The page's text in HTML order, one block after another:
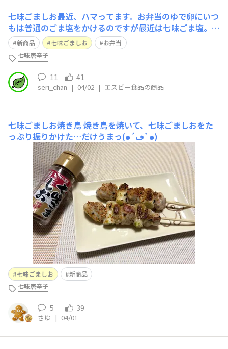
七味ごましお最近、ハマってます。お弁当のゆで卵にいつ
もは普通のごま塩をかけるのですが最近は七味ごま塩。意
外にも合います。他にも色々使っているので結構な勢いで
無くなって行きます😅詰替え用売ってないかなぁ😅
新商品 七味ごましお
お弁当
七味唐辛子
11 41
seri_chan | 04/02 | エスビー食品の商品
七味ごましお焼き鳥焼き鳥を焼いて、七味ごましおをた
っぷり振りかけた…だけうまっ(๑´ڡ`๑)
七味ごましお
新商品
七味唐辛子
5 39
さゆ | 04/01